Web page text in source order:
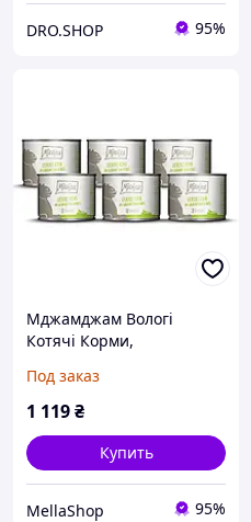
DRO.SHOP 95%
Мджамджам Вологі
Котячі Корми,
гПод заказ
1 119₴
Купить
MellaShop 95%